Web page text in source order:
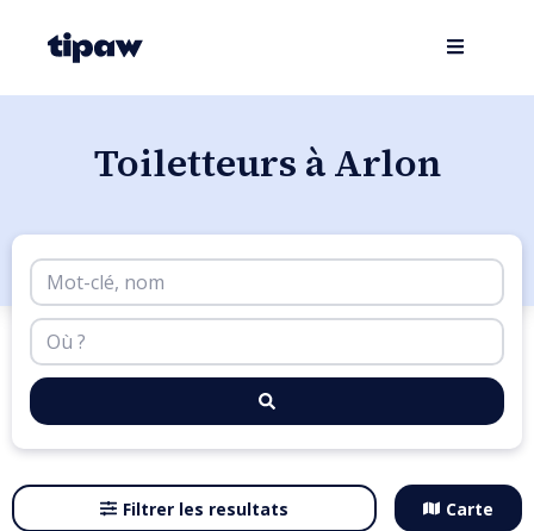
Toiletteurs à Arlon
Filtrer les resultats Carte